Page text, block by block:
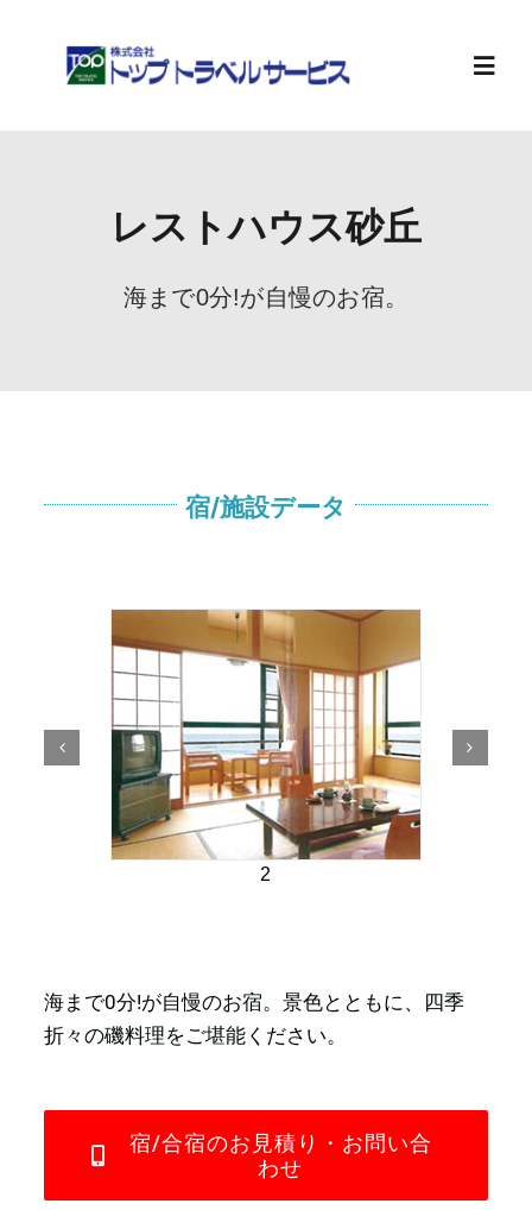
レストハウス砂丘
海まで0分!が自慢のお宿。
宿/施設データ
2
海まで0分!が自慢のお宿。景色とともに、四季
折々の磯料理をご堪能ください。
宿/合宿のお見積り・お問い合
わせ